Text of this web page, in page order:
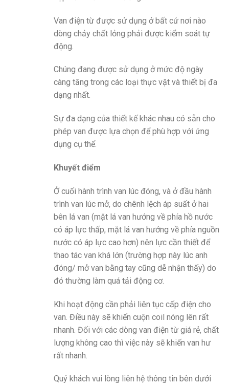
Van điện từ được sử dụng ở bất cứ nơi nào
dòng chảy chất lỏng phải được kiểm soát tự
động.
Chúng đang được sử dụng ở mức độ ngày
càng tăng trong các loại thực vật và thiết bị đa
dạng nhất.
Sự đa dạng của thiết kế khác nhau có sẵn cho
phép van được lựa chọn để phù hợp với ứng
dụng cụ thể.
Khuyết điểm
Ở cuối hành trình van lúc đóng, và ở đầu hành
trình van lúc mở, do chênh lệch áp suất ở hai
bên lá van (mặt lá van hướng về phía hồ nước
có áp lực thấp, mặt lá van hướng về phía nguồn
nước có áp lực cao hơn) nên lực cần thiết để
thao tác van khá lớn (trường hợp này lúc anh
đóng/ mở van bằng tay cũng dễ nhận thấy) do
đó thường làm quá tải động cơ.
Khi hoạt động cần phải liên tục cấp điện cho
van. Điều này sẽ khiến cuộn coil nóng lên rất
nhanh. Đối với các dòng van điện từ giá rẻ, chất
lượng không cao thì việc này sẽ khiến van hư
rất nhanh.
Quý khách vui lòng liên hệ thông tin bên dưới